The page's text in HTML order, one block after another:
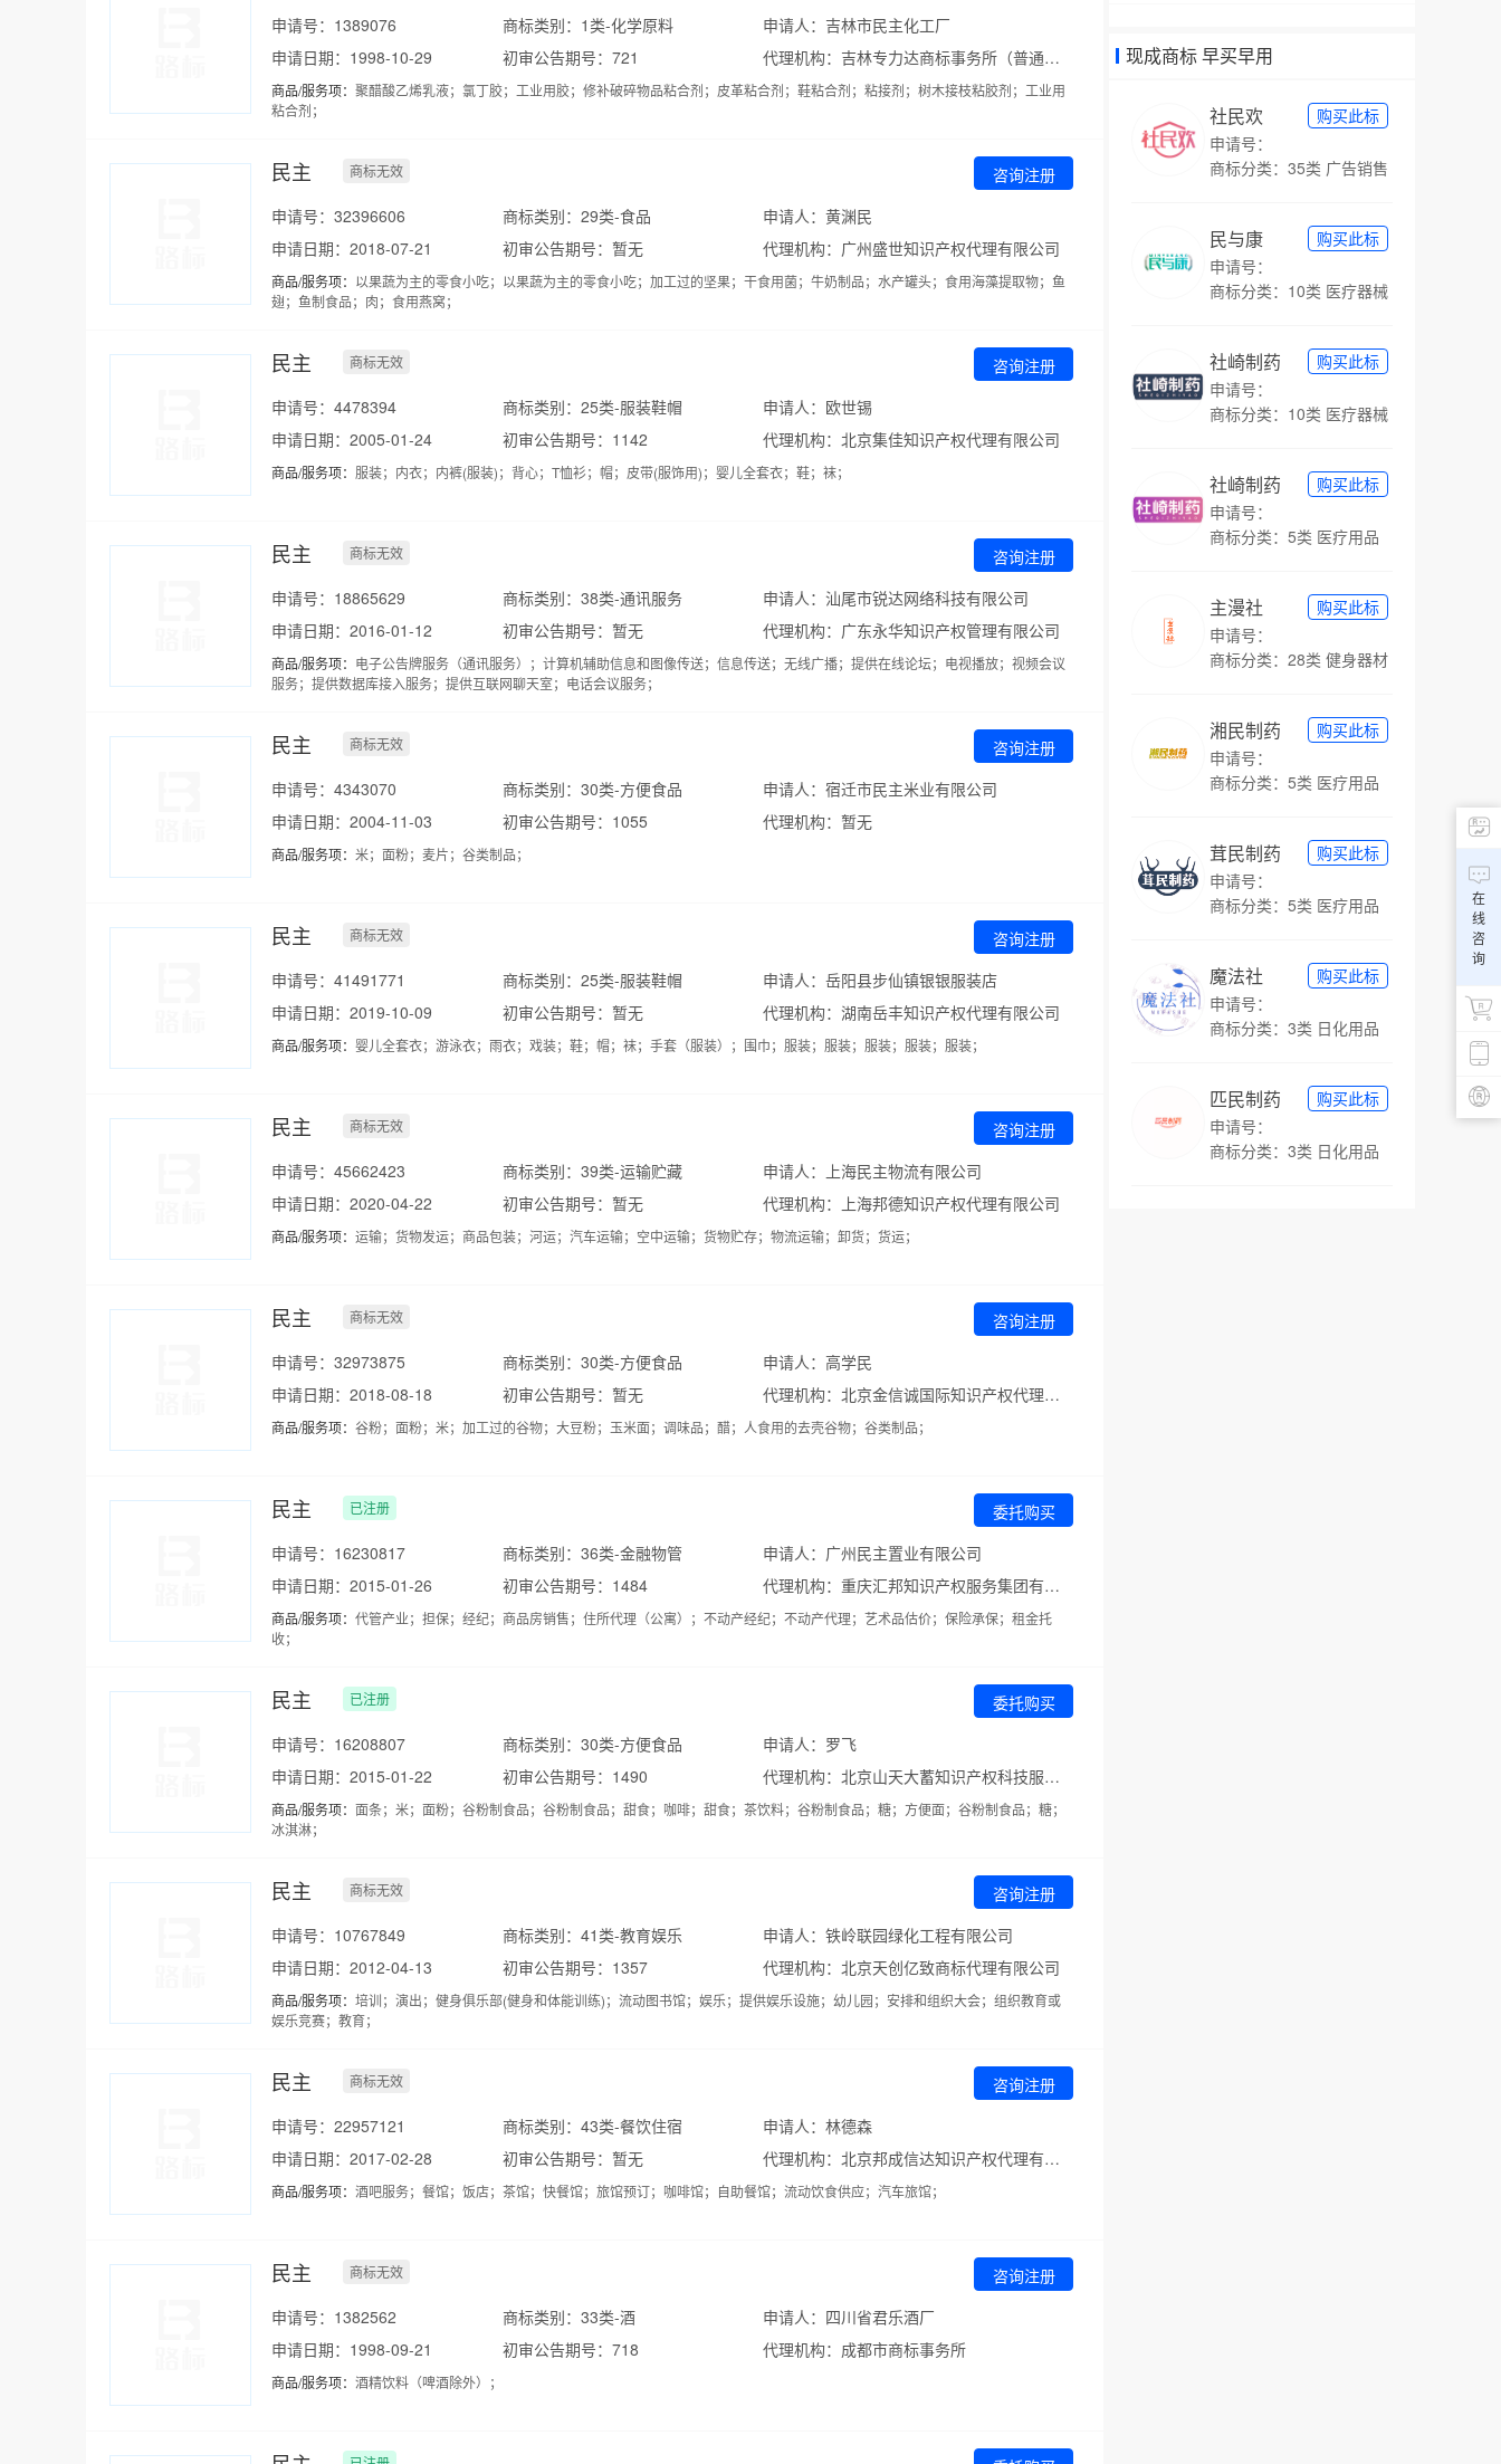
申请号：1389076
申请日期：1998-10-29
商标类别：1类-化学原料
初审公告期号：721
申请人：吉林市民主化工厂
代理机构：吉林专力达商标事务所（普通合伙）
商品/服务项： 聚醋酸乙烯乳液；氯丁胶；工业用胶；修补破碎物品粘合剂；皮革粘合剂；鞋粘合剂；粘接剂；树木接枝粘胶剂；工业用
粘合剂；
民主 商标无效
咨询注册
申请号：32396606
申请日期：2018-07-21
商标类别：29类-食品
初审公告期号：暂无
申请人：黄渊民
代理机构：广州盛世知识产权代理有限公司
商品/服务项： 以果蔬为主的零食小吃；以果蔬为主的零食小吃；加工过的坚果；干食用菌；牛奶制品；水产罐头；食用海藻提取物；鱼
翅；鱼制食品；肉；食用燕窝；
民主 商标无效
咨询注册
申请号：4478394
申请日期：2005-01-24
商标类别：25类-服装鞋帽
初审公告期号：1142
申请人：欧世锡
代理机构：北京集佳知识产权代理有限公司
商品/服务项： 服装；内衣；内裤(服装)；背心；T恤衫；帽；皮带(服饰用)；婴儿全套衣；鞋；袜；
民主 商标无效
咨询注册
申请号：18865629
申请日期：2016-01-12
商标类别：38类-通讯服务
初审公告期号：暂无
申请人：汕尾市锐达网络科技有限公司
代理机构：广东永华知识产权管理有限公司
商品/服务项： 电子公告牌服务（通讯服务）；计算机辅助信息和图像传送；信息传送；无线广播；提供在线论坛；电视播放；视频会议
服务；提供数据库接入服务；提供互联网聊天室；电话会议服务；
民主 商标无效
咨询注册
申请号：4343070
申请日期：2004-11-03
商标类别：30类-方便食品
初审公告期号：1055
申请人：宿迁市民主米业有限公司
代理机构：暂无
商品/服务项： 米；面粉；麦片；谷类制品；
民主 商标无效
咨询注册
申请号：41491771
申请日期：2019-10-09
商标类别：25类-服装鞋帽
初审公告期号：暂无
申请人：岳阳县步仙镇银银服装店
代理机构：湖南岳丰知识产权代理有限公司
商品/服务项： 婴儿全套衣；游泳衣；雨衣；戏装；鞋；帽；袜；手套（服装）；围巾；服装；服装；服装；服装；服装；
民主 商标无效
咨询注册
申请号：45662423
申请日期：2020-04-22
商标类别：39类-运输贮藏
初审公告期号：暂无
申请人：上海民主物流有限公司
代理机构：上海邦德知识产权代理有限公司
商品/服务项： 运输；货物发运；商品包装；河运；汽车运输；空中运输；货物贮存；物流运输；卸货；货运；
民主 商标无效
咨询注册
申请号：32973875
申请日期：2018-08-18
商标类别：30类-方便食品
初审公告期号：暂无
申请人：高学民
代理机构：北京金信诚国际知识产权代理有限公司
商品/服务项： 谷粉；面粉；米；加工过的谷物；大豆粉；玉米面；调味品；醋；人食用的去壳谷物；谷类制品；
民主 已注册
委托购买
申请号：16230817
申请日期：2015-01-26
商标类别：36类-金融物管
初审公告期号：1484
申请人：广州民主置业有限公司
代理机构：重庆汇邦知识产权服务集团有限公司
商品/服务项： 代管产业；担保；经纪；商品房销售；住所代理（公寓）；不动产经纪；不动产代理；艺术品估价；保险承保；租金托
收；
民主 已注册
委托购买
申请号：16208807
申请日期：2015-01-22
商标类别：30类-方便食品
初审公告期号：1490
申请人：罗飞
代理机构：北京山天大蓄知识产权科技服务集团股份有限公司
商品/服务项： 面条；米；面粉；谷粉制食品；谷粉制食品；甜食；咖啡；甜食；茶饮料；谷粉制食品；糖；方便面；谷粉制食品；糖；
冰淇淋；
民主 商标无效
咨询注册
申请号：10767849
申请日期：2012-04-13
商标类别：41类-教育娱乐
初审公告期号：1357
申请人：铁岭联园绿化工程有限公司
代理机构：北京天创亿致商标代理有限公司
商品/服务项： 培训；演出；健身俱乐部(健身和体能训练)；流动图书馆；娱乐；提供娱乐设施；幼儿园；安排和组织大会；组织教育或
娱乐竞赛；教育；
民主 商标无效
咨询注册
申请号：22957121
申请日期：2017-02-28
商标类别：43类-餐饮住宿
初审公告期号：暂无
申请人：林德森
代理机构：北京邦成信达知识产权代理有限公司
商品/服务项： 酒吧服务；餐馆；饭店；茶馆；快餐馆；旅馆预订；咖啡馆；自助餐馆；流动饮食供应；汽车旅馆；
民主 商标无效
咨询注册
申请号：1382562
申请日期：1998-09-21
商标类别：33类-酒
初审公告期号：718
申请人：四川省君乐酒厂
代理机构：成都市商标事务所
商品/服务项： 酒精饮料（啤酒除外）；
现成商标 早买早用
社民欢
购买此标
申请号：
商标分类：35类 广告销售
民与康
购买此标
申请号：
商标分类：10类 医疗器械
社崎制药
购买此标
申请号：
商标分类：10类 医疗器械
社崎制药
购买此标
申请号：
商标分类：5类 医疗用品
主漫社
购买此标
申请号：
商标分类：28类 健身器材
湘民制药
购买此标
申请号：
商标分类：5类 医疗用品
茸民制药
购买此标
申请号：
商标分类：5类 医疗用品
魔法社
购买此标
申请号：
商标分类：3类 日化用品
匹民制药
购买此标
申请号：
商标分类：3类 日化用品
在
线
咨
询